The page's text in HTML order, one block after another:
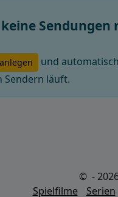
und
Sendern läuft.
© -
Spielfilme
Serien